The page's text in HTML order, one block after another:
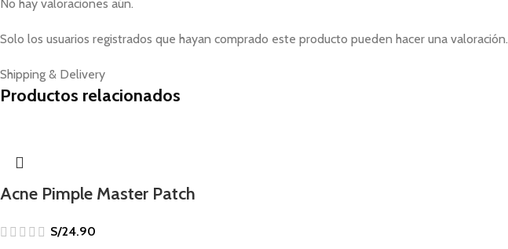
No hay valoraciones aún.
Solo los usuarios registrados que hayan comprado este producto pueden hacer una valoración.
Shipping & Delivery
Productos relacionados
Acne Pimple Master Patch
S/24.90